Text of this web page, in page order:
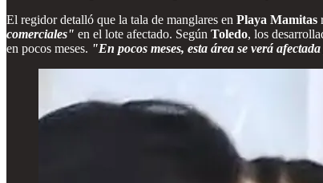
El regidor detalló que la tala de manglares en Playa Mamitas
comerciales" en el lote afectado. Según Toledo, los
en pocos meses. "En pocos meses, esta área se verá